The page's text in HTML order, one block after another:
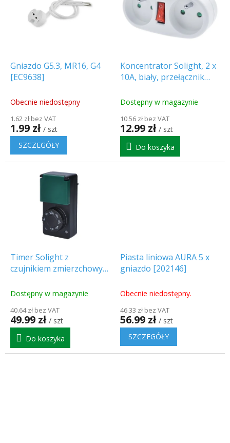
w
d
u
w
Gniazdo G5.3, MR16, G4
[EC9638]
Obecnie niedostępny
1.62 zł bez VAT
1.99 zł / szt
SZCZEGÓŁY
Koncentrator Solight, 2 x
10A, biały, przełącznik
Dostępny w magazynie
10.56 zł bez VAT
12.99 zł / szt
Do koszyka
Timer Solight z
czujnikiem zmierzchowym
Dostępny w magazynie
40.64 zł bez VAT
49.99 zł / szt
Do koszyka
Piasta liniowa AURA 5 x
gniazdo [202146]
Obecnie niedostępny.
46.33 zł bez VAT
56.99 zł / szt
SZCZEGÓŁY